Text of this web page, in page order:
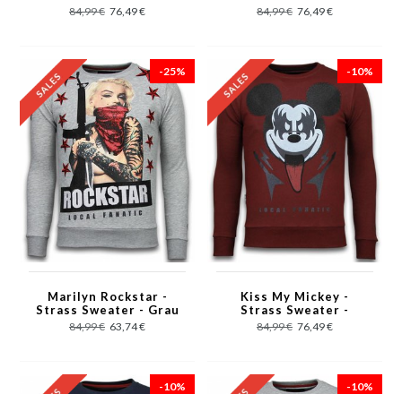
84,99 € 76,49 € 84,99 € 76,49 €
-25%
Marilyn Rockstar -
Strass Sweater - Grau
84,99 € 63,74 €
-10%
Kiss My Mickey -
Strass Sweater -
Bordeaux
84,99 € 76,49 €
-10% -10%